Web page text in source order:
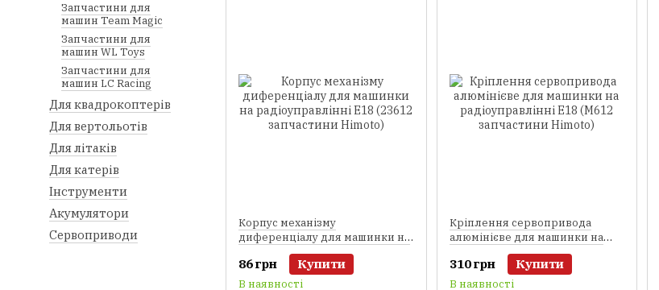
Корпус механізму
диференціалу для машинки на
радіоуправлінні E18 (23612
запчастини Himoto)
86 грн Купити
В наявності
Кріплення сервопривода
алюмінієве для машинки на
радіоуправлінні E18 (M612
запчастини Himoto)
310 грн Купити
В наявності
Запчастини для
машин Team Magic
Запчастини для
машин WL Toys
Запчастини для
машин LC Racing
Для квадрокоптерів
Для вертольотів
Для літаків
Для катерів
Інструменти
Акумулятори
Сервоприводи